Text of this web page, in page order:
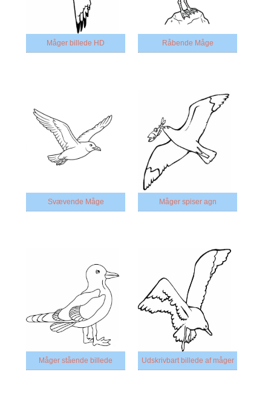
Måger billede HD Råbende Måge
Svævende Måge Måger spiser agn
Måger stående billede Udskrivbart billede af måger